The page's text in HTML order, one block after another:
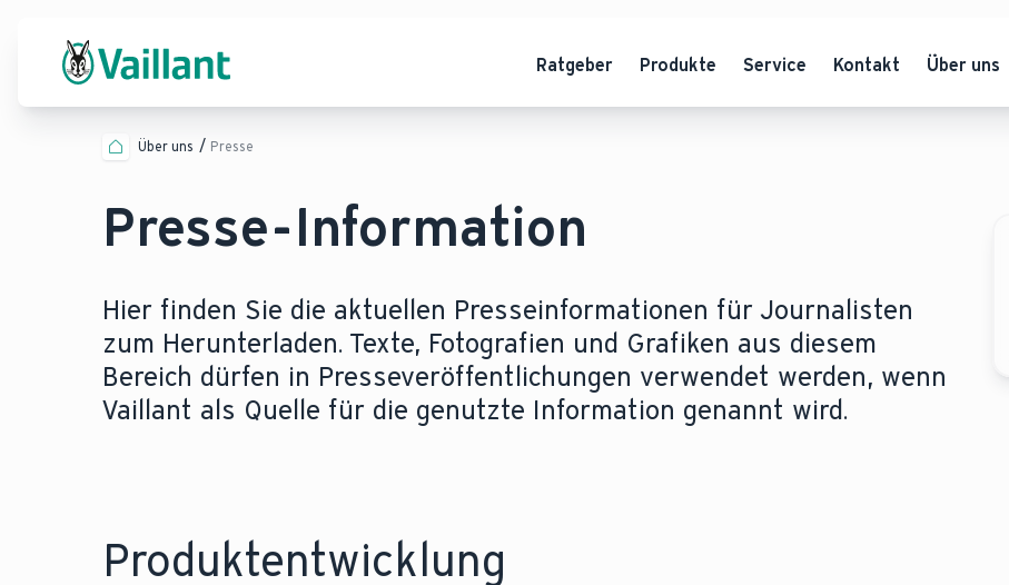
Ratgeber Produkte Service Kontakt Über uns
Über uns Presse
Presse-Information
Hier finden Sie die aktuellen Presseinformationen für Journalisten
zum Herunterladen. Texte, Fotografien und Grafiken aus diesem
Bereich dürfen in Presseveröffentlichungen verwendet werden, wenn
Vaillant als Quelle für die genutzte Information genannt wird.
Produktentwicklung